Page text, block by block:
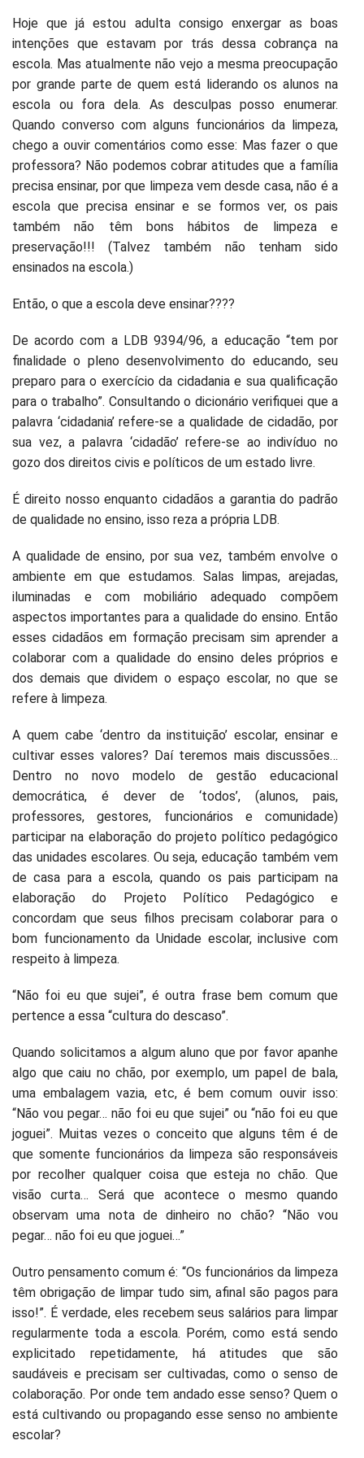
Hoje que já estou adulta consigo enxergar as boas
intenções que estavam por trás dessa cobrança na
escola. Mas atualmente não vejo a mesma preocupação
por grande parte de quem está liderando os alunos na
escola ou fora dela. As desculpas posso enumerar.
Quando converso com alguns funcionários da limpeza,
chego a ouvir comentários como esse: Mas fazer o que
professora? Não podemos cobrar atitudes que a família
precisa ensinar, por que limpeza vem desde casa, não é a
escola que precisa ensinar e se formos ver, os pais
também não têm bons hábitos de limpeza e
preservação!!! (Talvez também não tenham sido
ensinados na escola.)
Então, o que a escola deve ensinar????
De acordo com a LDB 9394/96, a educação “tem por
finalidade o pleno desenvolvimento do educando, seu
preparo para o exercício da cidadania e sua qualificação
para o trabalho”. Consultando o dicionário verifiquei que a
palavra ‘cidadania’ refere-se a qualidade de cidadão, por
sua vez, a palavra ‘cidadão’ refere-se ao indivíduo no
gozo dos direitos civis e políticos de um estado livre.
É direito nosso enquanto cidadãos a garantia do padrão
de qualidade no ensino, isso reza a própria LDB.
A qualidade de ensino, por sua vez, também envolve o
ambiente em que estudamos. Salas limpas, arejadas,
iluminadas e com mobiliário adequado compõem
aspectos importantes para a qualidade do ensino. Então
esses cidadãos em formação precisam sim aprender a
colaborar com a qualidade do ensino deles próprios e
dos demais que dividem o espaço escolar, no que se
refere à limpeza.
A quem cabe ‘dentro da instituição’ escolar, ensinar e
cultivar esses valores? Daí teremos mais discussões…
Dentro no novo modelo de gestão educacional
democrática, é dever de ‘todos’, (alunos, pais,
professores, gestores, funcionários e comunidade)
participar na elaboração do projeto político pedagógico
das unidades escolares. Ou seja, educação também vem
de casa para a escola, quando os pais participam na
elaboração do Projeto Político Pedagógico e
concordam que seus filhos precisam colaborar para o
bom funcionamento da Unidade escolar, inclusive com
respeito à limpeza.
“Não foi eu que sujei”, é outra frase bem comum que
pertence a essa “cultura do descaso”.
Quando solicitamos a algum aluno que por favor apanhe
algo que caiu no chão, por exemplo, um papel de bala,
uma embalagem vazia, etc, é bem comum ouvir isso:
“Não vou pegar… não foi eu que sujei” ou “não foi eu que
joguei”. Muitas vezes o conceito que alguns têm é de
que somente funcionários da limpeza são responsáveis
por recolher qualquer coisa que esteja no chão. Que
visão curta… Será que acontece o mesmo quando
observam uma nota de dinheiro no chão? “Não vou
pegar… não foi eu que joguei…”
Outro pensamento comum é: “Os funcionários da limpeza
têm obrigação de limpar tudo sim, afinal são pagos para
isso!”. É verdade, eles recebem seus salários para limpar
regularmente toda a escola. Porém, como está sendo
explicitado repetidamente, há atitudes que são
saudáveis e precisam ser cultivadas, como o senso de
colaboração. Por onde tem andado esse senso? Quem o
está cultivando ou propagando esse senso no ambiente
escolar?